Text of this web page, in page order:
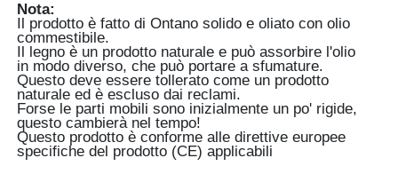
Nota:
Il prodotto è fatto di Ontano solido e oliato con olio
commestibile.
Il legno è un prodotto naturale e può assorbire l'olio
in modo diverso, che può portare a sfumature.
Questo deve essere tollerato come un prodotto
naturale ed è escluso dai reclami.
Forse le parti mobili sono inizialmente un po' rigide,
questo cambierà nel tempo!
Questo prodotto è conforme alle direttive europee
specifiche del prodotto (CE) applicabili